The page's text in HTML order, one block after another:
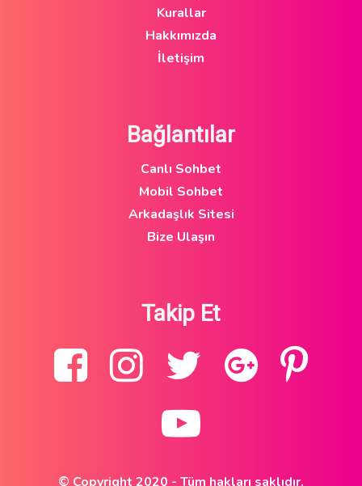
Kurallar
Hakkımızda
İletişim
Bağlantılar
Canlı Sohbet
Mobil Sohbet
Arkadaşlık Sitesi
Bize Ulaşın
Takip Et
© Copyright 2020 - Tüm hakları saklıdır.